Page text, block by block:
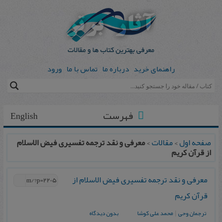
راهنمای خرید درباره ما تماس با ما ورود
English فهرست
صفحه اول>مقالات>معرفی و نقد ترجمه تفسیری فیض الاسلام
از قرآن کریم
معرفی و نقد ترجمه تفسیری فیض الاسلام از
قرآن کریم
ترجمان وحی |محمد علی کوشا بدون دیدگاه